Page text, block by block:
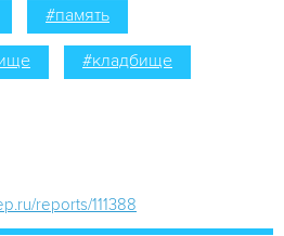
#память
#кладбище
reports/111388